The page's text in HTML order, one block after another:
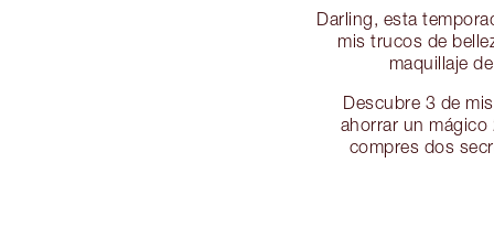
Darling, esta
mis trucos de
maquillaje
Descubre 3 de
ahorrar un mágico
compres dos